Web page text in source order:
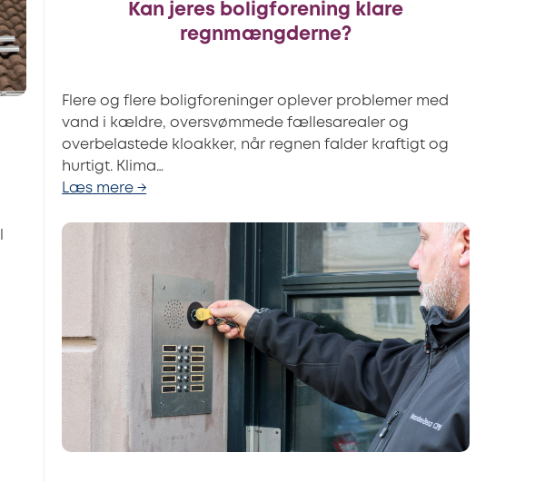
Kan jeres boligforening klare
regnmængderne?
Flere og flere boligforeninger oplever problemer med
vand i kældre, oversvømmede fællesarealer og
overbelastede kloakker, når regnen falder kraftigt og
hurtigt. Klima…
Læs mere →